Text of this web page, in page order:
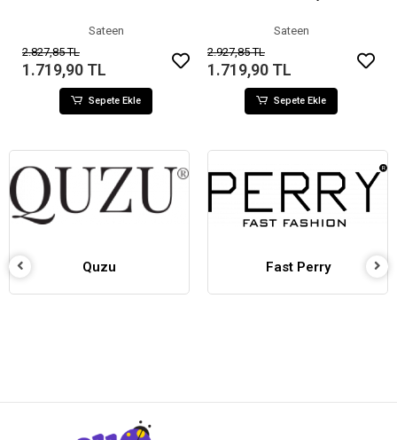
Sateen
2.827,85 TL
1.719,90 TL
Sepete Ekle
Sateen
2.927,85 TL
1.719,90 TL
Sepete Ekle
Quzu Fast Perry